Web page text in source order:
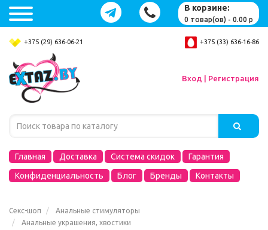
В корзине:
0 товар(ов) - 0.00 р
+375 (29) 636-06-21 +375 (33) 636-16-86
Вход | Регистрация
Главная Доставка Система скидок
Гарантия
Конфиденциальность
Блог Бренды Контакты
Секс-шоп
Анальные стимуляторы
Анальные украшения, хвостики